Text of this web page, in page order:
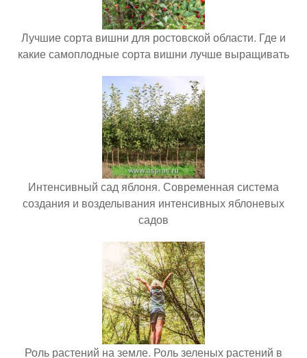
Лучшие сорта вишни для ростовской области. Где и
какие самоплодные сорта вишни лучше выращивать
Интенсивный сад яблоня. Современная система
создания и возделывания интенсивных яблоневых
садов
Роль растений на земле. Роль зеленых растений в